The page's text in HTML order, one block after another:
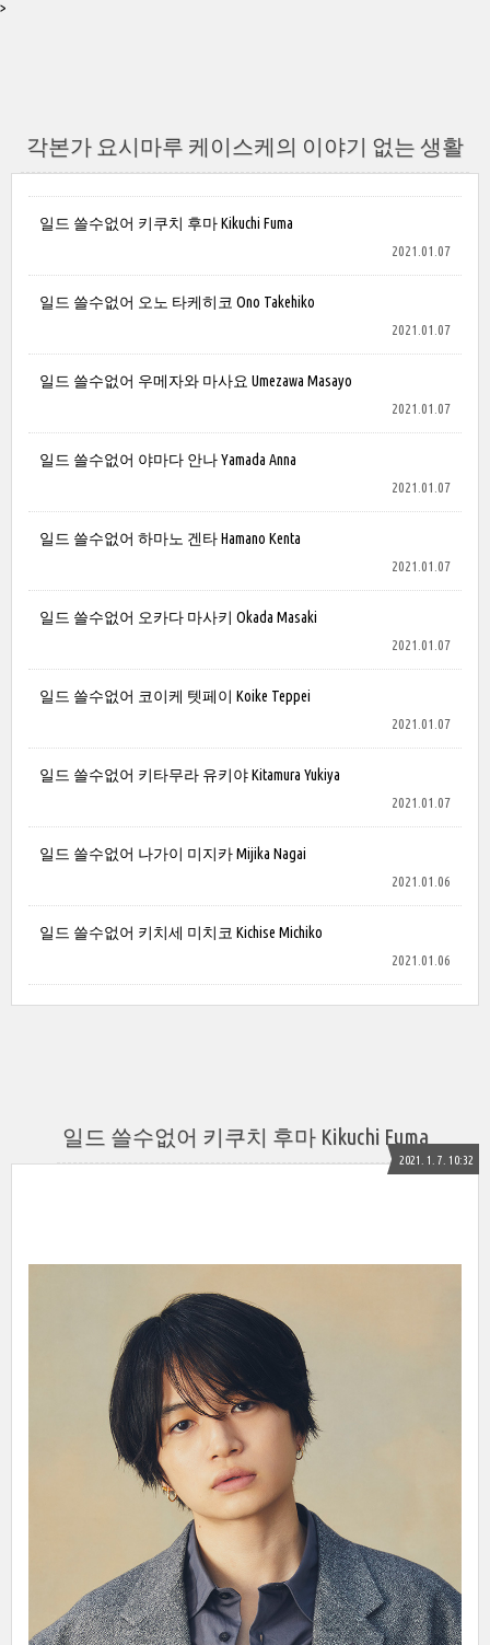
>
각본가 요시마루 케이스케의 이야기 없는 생활
일드 쓸수없어 키쿠치 후마 Kikuchi Fuma
2021.01.07
일드 쓸수없어 오노 타케히코 Ono Takehiko
2021.01.07
일드 쓸수없어 우메자와 마사요 Umezawa Masayo
2021.01.07
일드 쓸수없어 야마다 안나 Yamada Anna
2021.01.07
일드 쓸수없어 하마노 겐타 Hamano Kenta
2021.01.07
일드 쓸수없어 오카다 마사키 Okada Masaki
2021.01.07
일드 쓸수없어 코이케 텟페이 Koike Teppei
2021.01.07
일드 쓸수없어 키타무라 유키야 Kitamura Yukiya
2021.01.07
일드 쓸수없어 나가이 미지카 Mijika Nagai
2021.01.06
일드 쓸수없어 키치세 미치코 Kichise Michiko
2021.01.06
일드 쓸수없어 키쿠치 후마 Kikuchi Fuma
2021. 1. 7. 10:32